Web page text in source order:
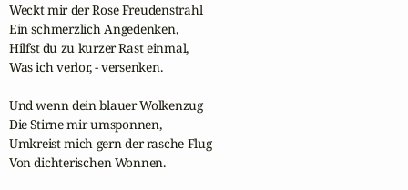
Weckt mir der Rose Freudenstrahl
Ein schmerzlich Angedenken,
Hilfst du zu kurzer Rast einmal,
Was ich verlor, - versenken.
Und wenn dein blauer Wolkenzug
Die Stirne mir umsponnen,
Umkreist mich gern der rasche Flug
Von dichterischen Wonnen.